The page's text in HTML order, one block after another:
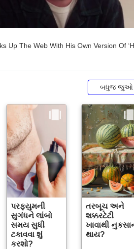
બધુજ જુઓ
પરફ્યુમની
સુગંધને લાંબો
સમય સુધી
ટકાવવા શું
કરશો?
તરબૂચ અને
શક્કરટેટી
ખાવાથી
થાય?